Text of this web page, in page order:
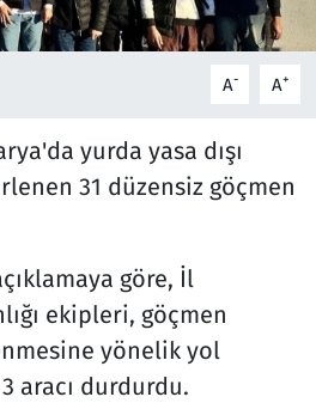
A- A+
yurda yasa dışı
31 düzensiz göçmen
göre, İl
ekipleri, göçmen
yönelik yol
aracı durdurdu.